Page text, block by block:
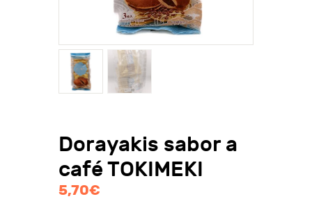
Dorayakis sabor a
café TOKIMEKI
5,70€